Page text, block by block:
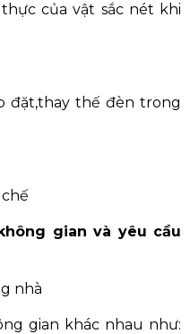
của vật sắc nét khi
đặt,thay thế đèn trong
gian và yêu cầu
nhà
gian khác nhau như: